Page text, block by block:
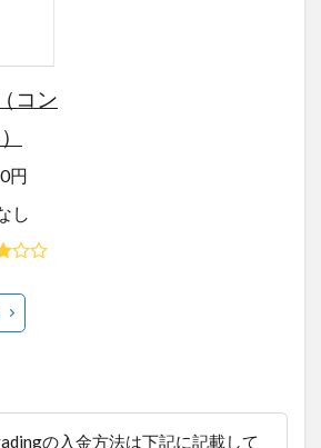
コン
円
し
の入金方法は下記に記載して